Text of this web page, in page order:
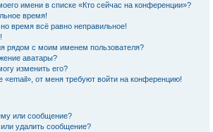
имени в списке «Кто сейчас на конференции»?
время!
время всё равно неправильное!
рядом с моим именем пользователя?
аватары?
изменить его?
«email», от меня требуют войти на конференцию!
или сообщение?
удалить сообщение?